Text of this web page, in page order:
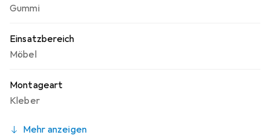
Gummi
Einsatzbereich
Möbel
Montageart
Kleber
Mehr anzeigen